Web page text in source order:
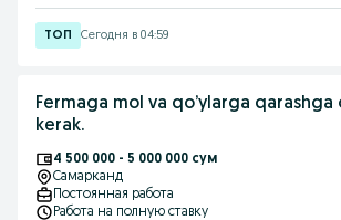
Сегодня в 04:59
Fermaga mol va qo’ylarga qarashga
kerak.
4 500 000 - 5 000 000 сум
Самарканд
Постоянная работа
Работа на полную ставку